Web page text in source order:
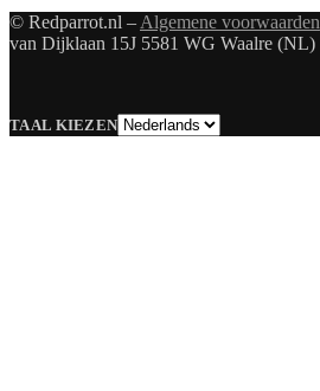
© Redparrot.nl – Algemene voorwaarden
van Dijklaan 15J 5581 WG Waalre (NL)
TAAL KIEZENTaal